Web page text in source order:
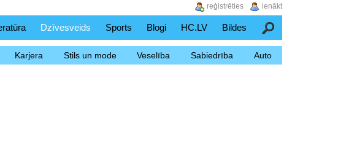
Dzīvesveids Sports Blogi HC.LV Bildes Meklēšana
Karjera Stils un mode Veselība Sabiedrība Auto
ienākt
reģistrēties